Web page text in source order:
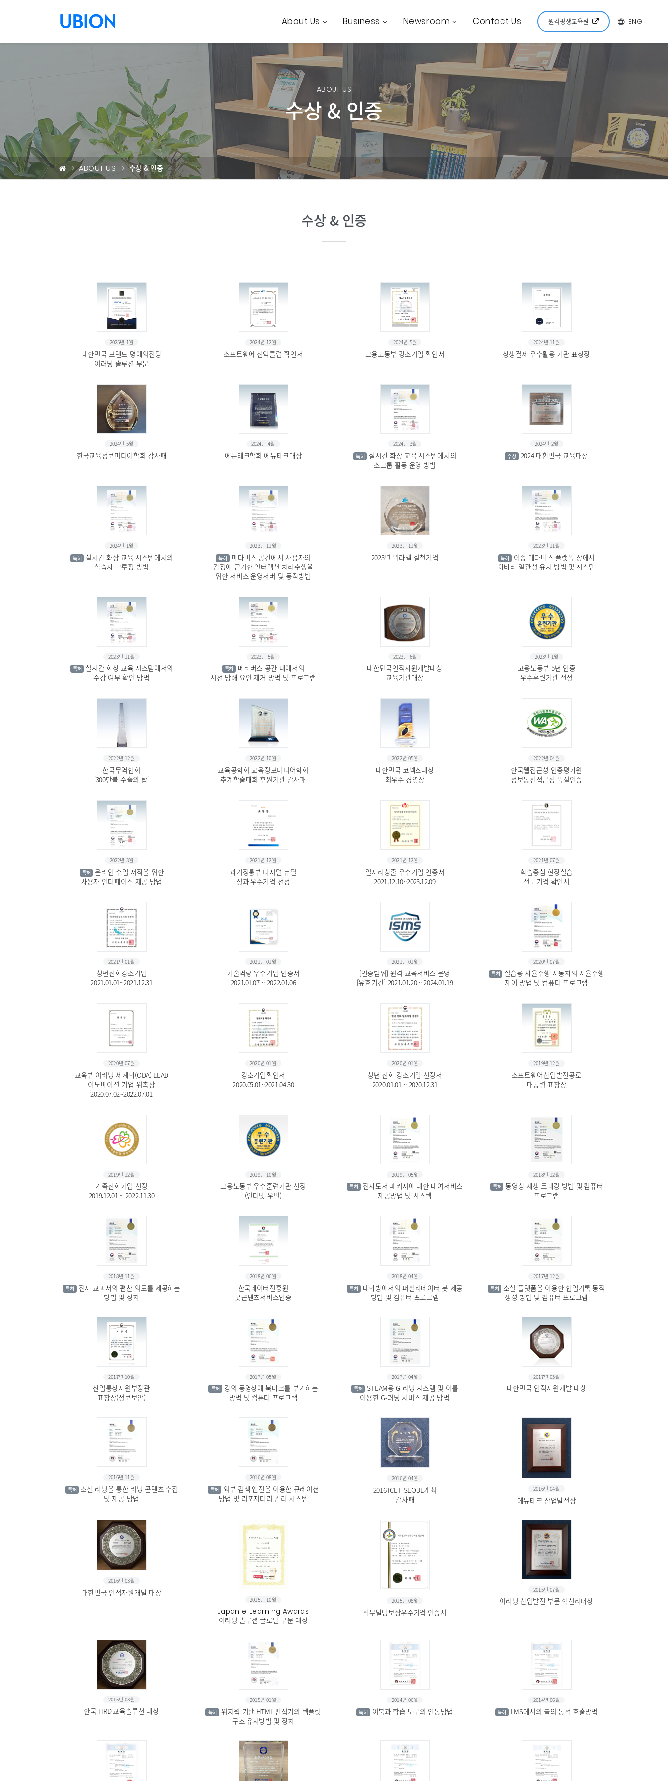
About Us Business Newsroom Contact Us 원격평생교육원 ENG
ABOUT US
수상 & 인증
ABOUT US 수상 & 인증
수상 & 인증
2025년 1월
대한민국 브랜드 명예의전당
이러닝 솔루션 부분
2024년 12월
소프트웨어 천억클럽 확인서
2024년 5월
고용노동부 강소기업 확인서
2024년 11월
상생결제 우수활용 기관 표창장
2024년 5월
한국교육정보미디어학회 감사패
2024년 4월
에듀테크학회 에듀테크대상
2024년 3월
특허
실시간 화상 교육 시스템에서의
소그룹 활동 운영 방법
2024년 2월
수상 2024 대한민국 교육대상
2024년 1월
특허
실시간 화상 교육 시스템에서의
학습자 그루핑 방법
2023년 11월
특허
메타버스 공간에서 사용자의
감정에 근거한 인터렉션 처리수행을
위한 서비스 운영서버 및 동작방법
2023년 11월
2023년 워라밸 실천기업
2023년 11월
특허
이종 메타버스 플랫폼 상에서
아바타 일관성 유지 방법 및 시스템
2023년 11월
특허
실시간 화상 교육 시스템에서의
수강 여부 확인 방법
2023년 5월
특허
메타버스 공간 내에서의
시선 방해 요인 제거 방법 및 프로그램
2023년 6월
대한민국인적자원개발대상
교육기관대상
2023년 1월
고용노동부 5년 인증
우수훈련기관 선정
2022년 12월
한국무역협회
'300만불 수출의 탑'
2022년 10월
교육공학회-교육정보미디어학회
추계학술대회 후원기관 감사패
2022년 05월
대한민국 코넥스대상
최우수 경영상
2022년 04월
한국웹접근성 인증평가원
정보통신접근성 품질인증
2022년 3월
특허
온라인 수업 저작을 위한
사용자 인터페이스 제공 방법
2021년 12월
과기정통부 디지털 뉴딜
성과 우수기업 선정
2021년 12월
일자리창출 우수기업 인증서
2021.12.10~2023.12.09
2021년 07월
학습중심 현장실습
선도기업 확인서
2021년 01월
청년친화강소기업
2021.01.01~2021.12.31
2021년 01월
기술역량 우수기업 인증서
2021.01.07 ~ 2022.01.06
2021년 01월
[인증범위] 원격 교육서비스 운영
[유효기간] 2021.01.20 ~ 2024.01.19
2020년 07월
특허
실습용 자율주행 자동차의 자율주행
제어 방법 및 컴퓨터 프로그램
2020년 07월
교육부 이러닝 세계화(ODA) LEAD
이노베이션 기업 위촉장
2020.07.02~2022.07.01
2020년 01월
강소기업확인서
2020.05.01~2021.04.30
2020년 01월
청년 친화 강소기업 선정서
2020.01.01 ~ 2020.12.31
2019년 12월
소프트웨어산업발전공로
대통령 표창장
2019년 12월
가족친화기업 선정
2019.12.01 ~ 2022.11.30
2019년 10월
고용노동부 우수훈련기관 선정
(인터넷 우편)
2019년 05월
특허
전자도서 패키지에 대한 대여서비스
제공방법 및 시스템
2018년 12월
특허
동영상 재생 트래킹 방법 및 컴퓨터
프로그램
2018년 11월
특허
전자 교과서의 편찬 의도를 제공하는
방법 및 장치
2018년 06월
한국데이터진흥원
굿콘텐츠서비스인증
2018년 04월
특허
대화방에서의 퍼실리데이터 봇 제공
방법 및 컴퓨터 프로그램
2017년 12월
특허
소셜 플랫폼을 이용한 협업기록 동적
생성 방법 및 컴퓨터 프로그램
2017년 10월
산업통상자원부장관
표창장(정보보안)
2017년 05월
특허
강의 동영상에 북마크를 부가하는
방법 및 컴퓨터 프로그램
2017년 04월
특허
STEAM용 G-러닝 시스템 및 이를
이용한 G-러닝 서비스 제공 방법
2017년 03월
대한민국 인적자원개발 대상
2016년 11월
특허
소셜 러닝을 통한 러닝 콘텐츠 수집
및 제공 방법
2016년 08월
특허
외부 검색 엔진을 이용한 큐레이션
방법 및 리포지터리 관리 시스템
2016년 04월
2016 ICET-SEOUL개최
감사패
2016년 04월
에듀테크 산업발전상
2016년 03월
대한민국 인적자원개발 대상
2015년 10월
Japan e-Learning Awards
이러닝 솔루션 글로벌 부문 대상
2015년 08월
직무발명보상우수기업 인증서
2015년 07월
이러닝 산업발전 부문 혁신리더상
2015년 03월
한국 HRD 교육솔루션 대상
2015년 01월
특허
위지웍 기반 HTML 편집기의 템플릿
구조 유지방법 및 장치
2014년 06월
특허 이북과 학습 도구의 연동방법
2014년 06월
특허 LMS에서의 툴의 동적 호출방법